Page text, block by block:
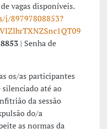
vagas disponíveis.
j/89797808853?
| Senha de
os/as participantes
até ao
da sessão
do/a
as normas da